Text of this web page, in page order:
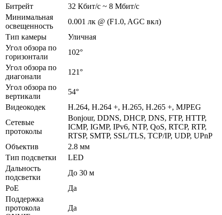
Битрейт
32 Кбит/с ~ 8 Мбит/с
Минимальная
освещенность
0.001 лк @ (F1.0, AGC вкл)
Тип камеры
Уличная
Угол обзора по
горизонтали
102°
Угол обзора по
диагонали
121°
Угол обзора по
вертикали
54°
Видеокодек
H.264, H.264 +, H.265, H.265 +, MJPEG
Сетевые
протоколы
Bonjour, DDNS, DHCP, DNS, FTP, HTTP,
ICMP, IGMP, IPv6, NTP, QoS, RTCP, RTP,
RTSP, SMTP, SSL/TLS, TCP/IP, UDP, UPnP
Объектив
2.8 мм
Тип подсветки
LED
Дальность
подсветки
До 30 м
PoE
Да
Поддержка
протокола
Да